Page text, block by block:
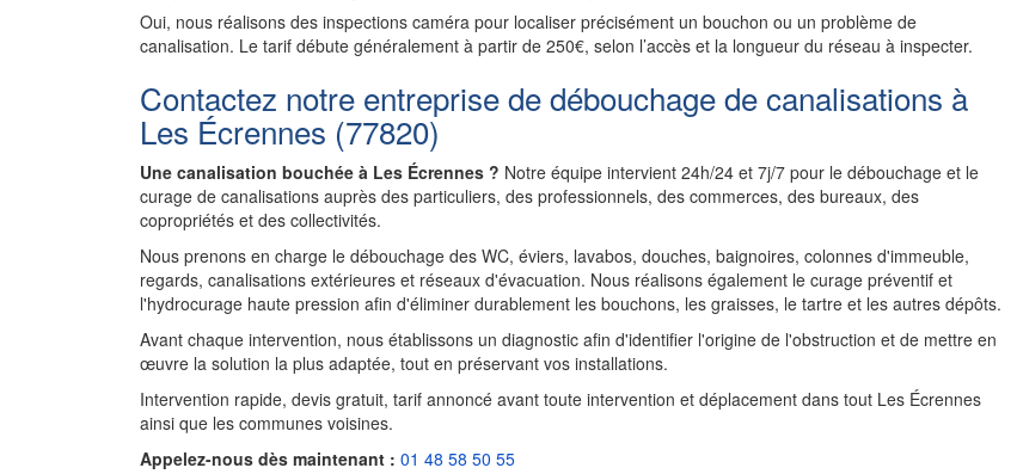
Oui, nous réalisons des inspections caméra pour localiser précisément un bouchon ou un problème de
canalisation. Le tarif débute généralement à partir de 250€, selon l’accès et la longueur du réseau à inspecter.
Contactez notre entreprise de débouchage de canalisations à
Les Écrennes (77820)
Une canalisation bouchée à Les Écrennes ? Notre équipe intervient 24h/24 et 7j/7 pour le débouchage et le
curage de canalisations auprès des particuliers, des professionnels, des commerces, des bureaux, des
copropriétés et des collectivités.
Nous prenons en charge le débouchage des WC, éviers, lavabos, douches, baignoires, colonnes d'immeuble,
regards, canalisations extérieures et réseaux d'évacuation. Nous réalisons également le curage préventif et
l'hydrocurage haute pression afin d'éliminer durablement les bouchons, les graisses, le tartre et les autres dépôts.
Avant chaque intervention, nous établissons un diagnostic afin d'identifier l'origine de l'obstruction et de mettre en
œuvre la solution la plus adaptée, tout en préservant vos installations.
Intervention rapide, devis gratuit, tarif annoncé avant toute intervention et déplacement dans tout Les Écrennes
ainsi que les communes voisines.
Appelez-nous dès maintenant : 01 48 58 50 55